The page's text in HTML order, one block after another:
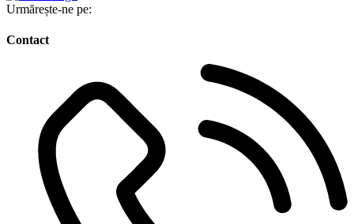
Urmărește-ne pe:
Contact